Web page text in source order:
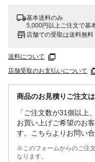
基本送料のみ
5,000円以上ご注文で基
店舗での受取は送料無料
送料について
店舗受取のお支払いについて
商品のお見積りご注文
「ご注文数が31個以上
お買い上げご希望のお
す。こちらよりお問い合
※このフォームからのご注
なります。